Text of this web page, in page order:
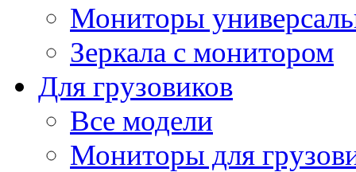
Мониторы
Зеркала с монитором
Для грузовиков
Все модели
Мониторы для